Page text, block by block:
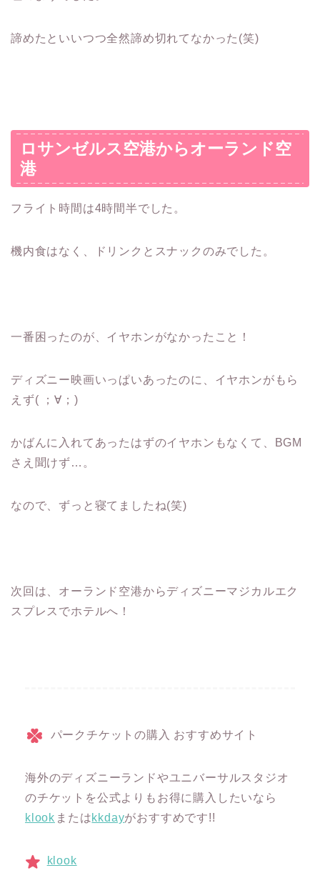
諦めたといいつつ全然諦め切れてなかった(笑)
ロサンゼルス空港からオーランド空
港
フライト時間は4時間半でした。
機内食はなく、ドリンクとスナックのみでした。
一番困ったのが、イヤホンがなかったこと！
ディズニー映画いっぱいあったのに、イヤホンがもら
えず( ；∀；)
かばんに入れてあったはずのイヤホンもなくて、BGM
さえ聞けず…。
なので、ずっと寝てましたね(笑)
次回は、オーランド空港からディズニーマジカルエク
スプレスでホテルへ！
パークチケットの購入 おすすめサイト
海外のディズニーランドやユニバーサルスタジオ
のチケットを公式よりもお得に購入したいなら
klook またはkkdayがおすすめです!!
klook